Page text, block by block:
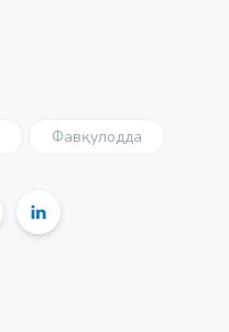
Фавқулодда